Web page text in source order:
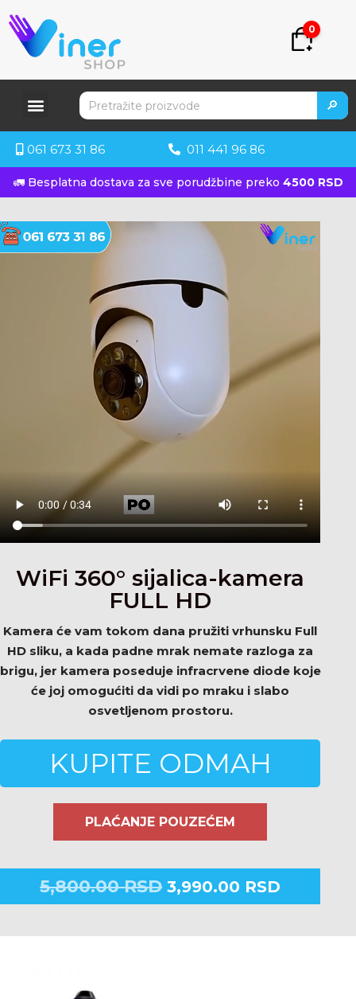
0
🔎
061 673 31 86 011 441 96 86
🚛 Besplatna dostava za sve porudžbine preko 4500 RSD
KUPITE ODMAH
WiFi 360° sijalica-kamera
FULL HD
Kamera će vam tokom dana pružiti vrhunsku Full
HD sliku, a kada padne mrak nemate razloga za
brigu, jer kamera poseduje infracrvene diode koje
će joj omogućiti da vidi po mraku i slabo
osvetljenom prostoru.
KUPITE ODMAH
PLAĆANJE POUZEĆEM
5,800.00RSD 3,990.00 RSD